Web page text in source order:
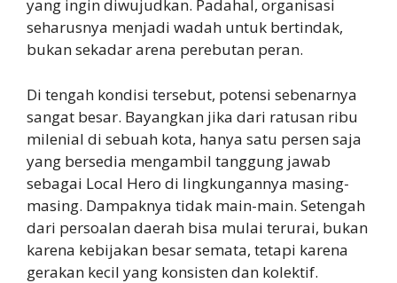
yang ingin diwujudkan. Padahal, organisasi
seharusnya menjadi wadah untuk bertindak,
bukan sekadar arena perebutan peran.
Di tengah kondisi tersebut, potensi sebenarnya
sangat besar. Bayangkan jika dari ratusan ribu
milenial di sebuah kota, hanya satu persen saja
yang bersedia mengambil tanggung jawab
sebagai Local Hero di lingkungannya masing-
masing. Dampaknya tidak main-main. Setengah
dari persoalan daerah bisa mulai terurai, bukan
karena kebijakan besar semata, tetapi karena
gerakan kecil yang konsisten dan kolektif.